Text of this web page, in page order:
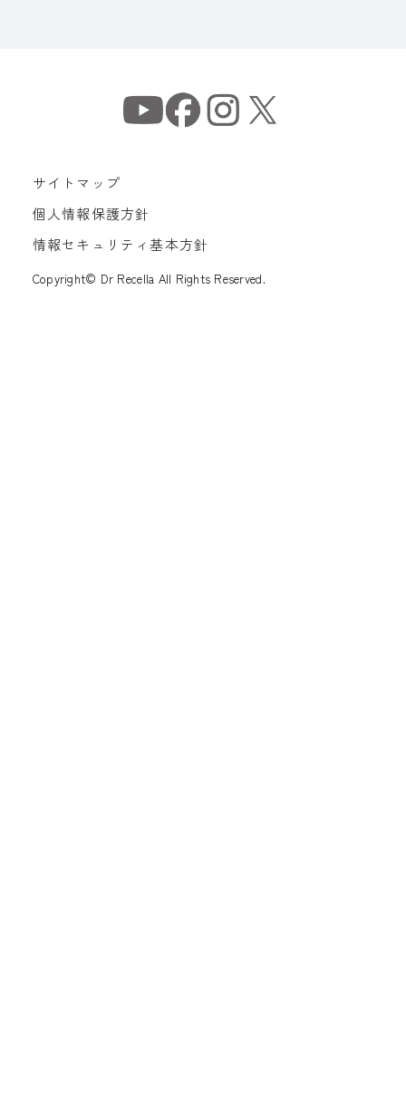
サイトマップ
個人情報保護方針
情報セキュリティ基本方針
Copyright© Dr Recella All Rights Reserved.